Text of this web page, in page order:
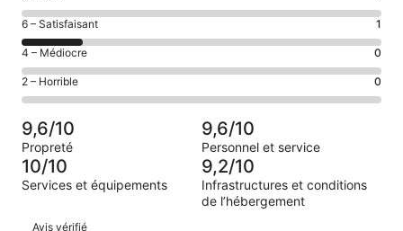
de 10
(Excellent),
d’après 5 avis
sur 6.
des
voyageurs
de 8
(Bien),
d’après 0 avis
sur 6.
Note
des
voyageurs
de 6
(Satisfaisant),
sur 6.
6 – Satisfaisant 1
Note
des
voyageurs
de 4
(Médiocre),
d’après 0 avis
sur 6.
4 – Médiocre 0
Note
des
voyageurs
de 2
(Horrible),
d’après 0 avis
sur 6.
2 – Horrible 0
9,6/10
Propreté
9,6/10
Personnel et service
10/10
Services et équipements
9,2/10
Infrastructures et conditions
de l’hébergement
Avis
Avis vérifié